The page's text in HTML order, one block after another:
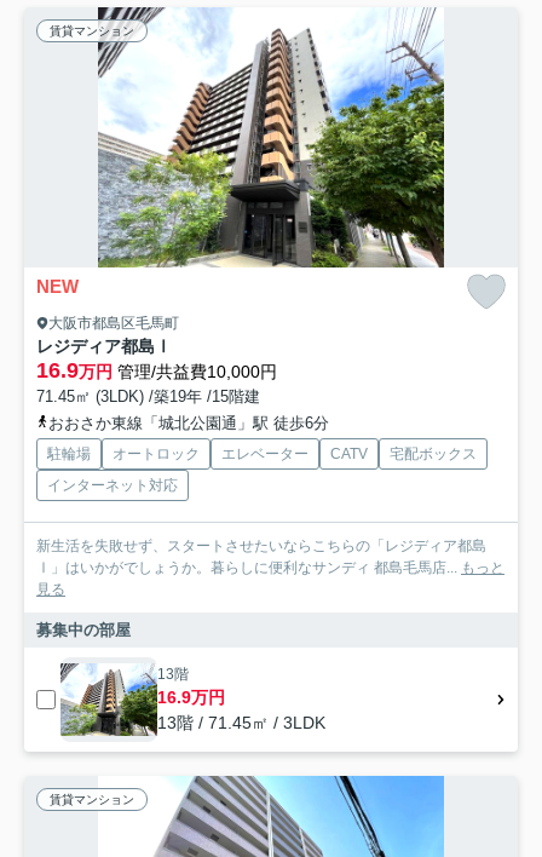
賃貸マンション
NEW
大阪市都島区毛馬町
レジディア都島Ⅰ
16.9万円 管理/共益費10,000円
71.45㎡ (3LDK) /築19年 /15階建
おおさか東線「城北公園通」駅 徒歩6分
駐輪場 オートロック エレベーター CATV
宅配ボックス
インターネット対応
新生活を失敗せず、スタートさせたいならこちらの「レジディア都島
Ⅰ」はいかがでしょうか。暮らしに便利なサンディ 都島毛馬店... もっと
見る
募集中の部屋
13階
16.9万円
13階 / 71.45㎡ / 3LDK
賃貸マンション